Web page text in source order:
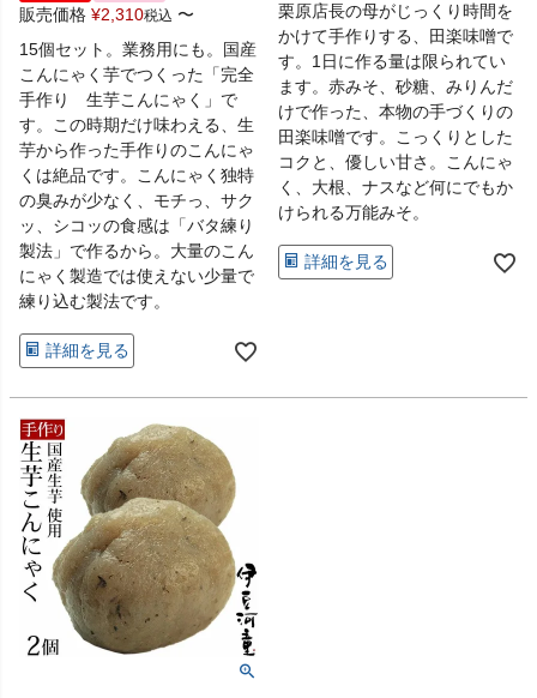
販売価格 ¥2,310税込 〜
15個セット。業務用にも。国産
こんにゃく芋でつくった「完全
手作り 生芋こんにゃく」で
す。この時期だけ味わえる、生
芋から作った手作りのこんにゃ
くは絶品です。こんにゃく独特
の臭みが少なく、モチっ、サク
ッ、シコッの食感は「バタ練り
製法」で作るから。大量のこん
にゃく製造では使えない少量で
練り込む製法です。
詳細を見る
栗原店長の母がじっくり時間を
かけて手作りする、田楽味噌で
す。1日に作る量は限られてい
ます。赤みそ、砂糖、みりんだ
けで作った、本物の手づくりの
田楽味噌です。こっくりとした
コクと、優しい甘さ。こんにゃ
く、大根、ナスなど何にでもか
けられる万能みそ。
詳細を見る